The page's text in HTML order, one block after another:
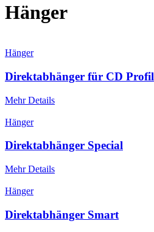
Hänger
Hänger
Direktabhänger für CD Profil
Mehr Details
Hänger
Direktabhänger Special
Mehr Details
Hänger
Direktabhänger Smart